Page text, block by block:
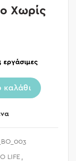
Χωρίς
εργάσιμες
καλάθι
LIFE ,